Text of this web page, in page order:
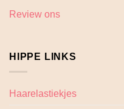
Review ons
HIPPE LINKS
Haarelastiekjes